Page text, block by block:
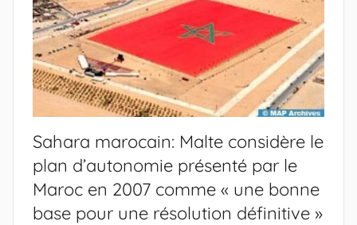
Sahara marocain: Malte considère le
plan d’autonomie présenté par le
Maroc en 2007 comme « une bonne
base pour une résolution définitive »